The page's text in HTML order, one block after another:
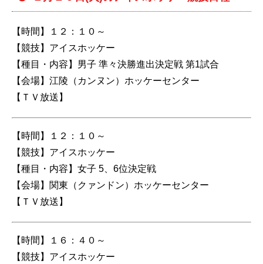
【時間】１２：１０～
【競技】アイスホッケー
【種目・内容】男子 準々決勝進出決定戦 第1試合
【会場】江陵（カンヌン）ホッケーセンター
【ＴＶ放送】
【時間】１２：１０～
【競技】アイスホッケー
【種目・内容】女子 5、6位決定戦
【会場】関東（クァンドン）ホッケーセンター
【ＴＶ放送】
【時間】１６：４０～
【競技】アイスホッケー